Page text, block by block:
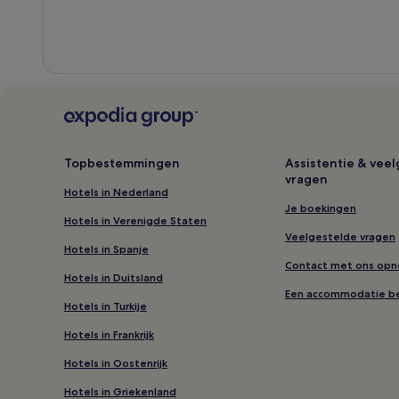
Topbestemmingen
Hotels in Nederland
Hotels in Verenigde Staten
Hotels in Spanje
Hotels in Duitsland
Hotels in Turkije
Hotels in Frankrijk
Hotels in Oostenrijk
Hotels in Griekenland
Assistentie &
vragen
Je boekingen
Veelgestelde vragen
Contact met ons
Een accommodatie